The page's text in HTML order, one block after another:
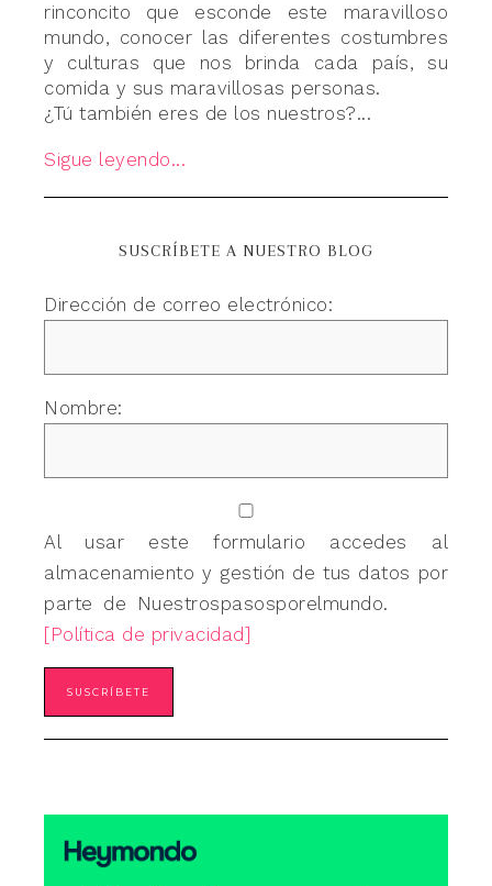
rinconcito que esconde este maravilloso
mundo, conocer las diferentes costumbres
y culturas que nos brinda cada país, su
comida y sus maravillosas personas.
¿Tú también eres de los nuestros?...
Sigue leyendo...
SUSCRÍBETE A NUESTRO BLOG
Dirección de correo electrónico:
Nombre:
Al usar este formulario accedes al
almacenamiento y gestión de tus datos por
parte de Nuestrospasosporelmundo.
[Política de privacidad]